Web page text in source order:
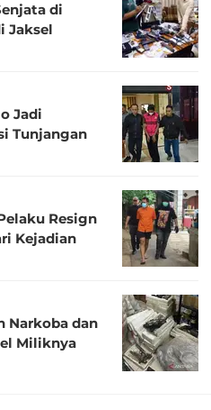
di
Jaksel
Jadi
Tunjangan
Resign
Kejadian
Narkoba dan
Miliknya